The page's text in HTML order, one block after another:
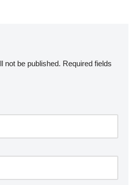
not be published. Required fields